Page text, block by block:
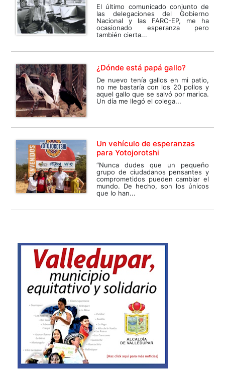
El último comunicado conjunto de
las delegaciones del Gobierno
Nacional y las FARC-EP, me ha
ocasionado esperanza pero
también cierta...
¿Dónde está papá gallo?
De nuevo tenía gallos en mi patio,
no me bastaría con los 20 pollos y
aquel gallo que se salvó por marica.
Un día me llegó el colega...
Un vehículo de esperanzas
para Yotojorotshi
“Nunca dudes que un pequeño
grupo de ciudadanos pensantes y
comprometidos pueden cambiar el
mundo. De hecho, son los únicos
que lo han...